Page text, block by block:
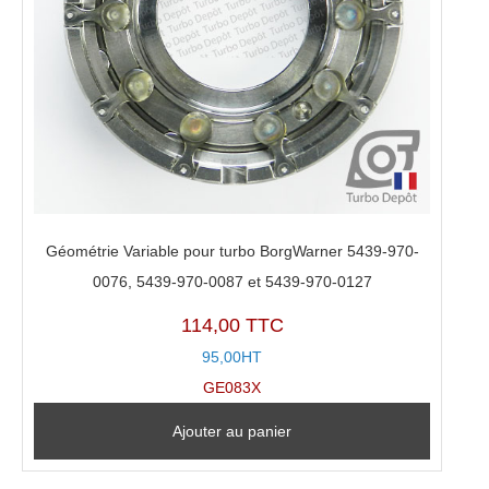
Géométrie Variable pour turbo BorgWarner 5439-970-
0076, 5439-970-0087 et 5439-970-0127
114,00 TTC
95,00HT
GE083X
Ajouter au panier